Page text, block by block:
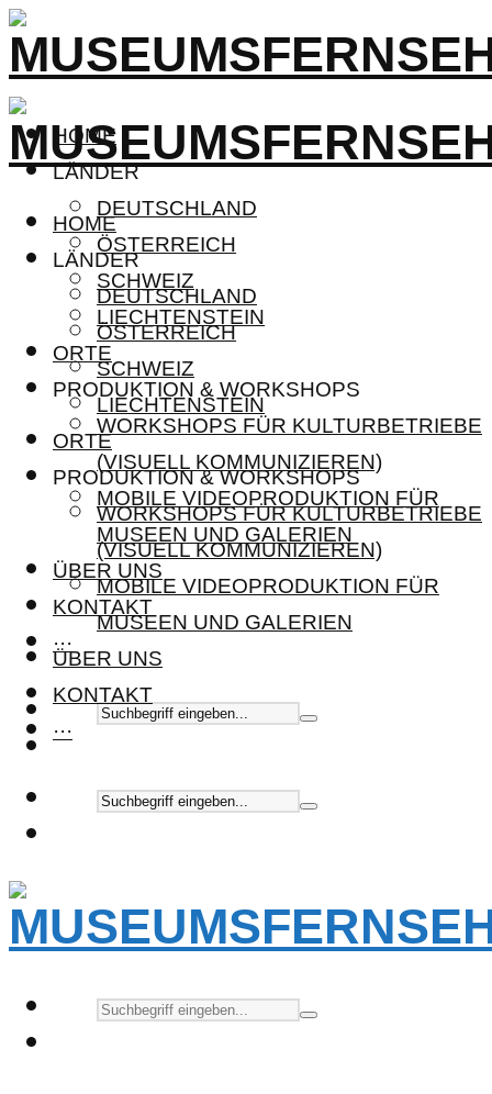
HOME
LÄNDER
DEUTSCHLAND
ÖSTERREICH
SCHWEIZ
LIECHTENSTEIN
ORTE
PRODUKTION & WORKSHOPS
WORKSHOPS FÜR KULTURBETRIEBE
(VISUELL KOMMUNIZIEREN)
MOBILE VIDEOPRODUKTION FÜR
MUSEEN UND GALERIEN
ÜBER UNS
KONTAKT
···
HOME
LÄNDER
DEUTSCHLAND
ÖSTERREICH
SCHWEIZ
LIECHTENSTEIN
ORTE
PRODUKTION & WORKSHOPS
WORKSHOPS FÜR KULTURBETRIEBE
(VISUELL KOMMUNIZIEREN)
MOBILE VIDEOPRODUKTION FÜR
MUSEEN UND GALERIEN
ÜBER UNS
KONTAKT
···